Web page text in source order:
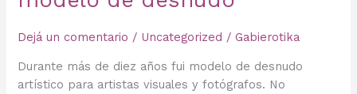
Dejá un comentario / Uncategorized /Gabierotika
Durante más de diez años fui modelo de desnudo
artístico para artistas visuales y fotógrafos. No